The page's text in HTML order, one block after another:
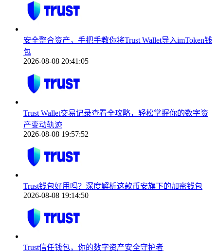
安全整合资产，手把手教你将Trust Wallet导入imToken钱
包
2026-08-08 20:41:05
Trust Wallet交易记录查看全攻略，轻松掌握你的数字资
产变动轨迹
2026-08-08 19:57:52
Trust钱包好用吗？深度解析这款币安旗下的加密钱包
2026-08-08 19:14:50
Trust信任钱包，你的数字资产安全守护者